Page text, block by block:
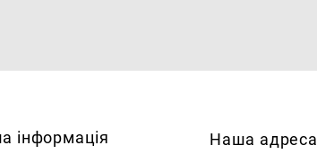
інформація Наша адреса